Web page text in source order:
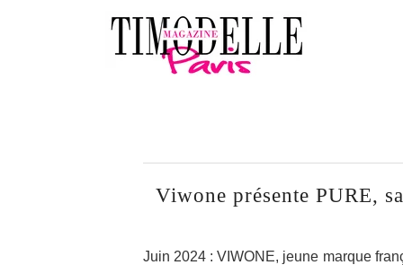
Viwone présente PURE,
Juin 2024 : VIWONE, jeune marque